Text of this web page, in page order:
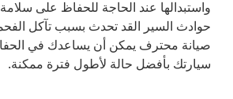
واستبدالها عند الحاجة للحفاظ على
حوادث السير القد تحدث بسبب تآكل
صيانة محترف يمكن أن يساعدك في
سيارتك بأفضل حالة لأطول فترة ممكنة.